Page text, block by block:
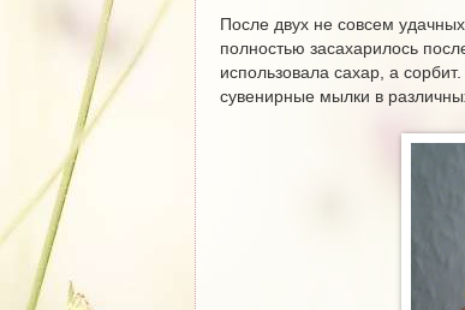
После двух не совсем
полностью засахарилось
использовала сахар, а
сувенирные мылки в